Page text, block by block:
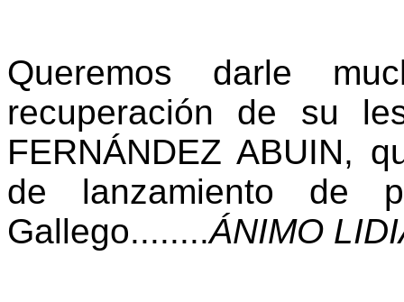
Queremos darle
recuperación de su
FERNÁNDEZ ABUIN,
de lanzamiento de
Gallego........ÁNIMO